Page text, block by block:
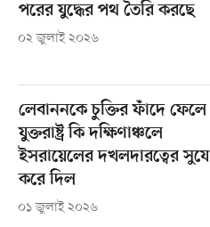
পরের যুদ্ধের পথ তৈরি করছে
০২ জুলাই ২০২৬
লেবাননকে চুক্তির ফাঁদে ফেলে
যুক্তরাষ্ট্র কি দক্ষিণাঞ্চলে
ইসরায়েলের দখলদারত্বের
করে দিল
০১ জুলাই ২০২৬